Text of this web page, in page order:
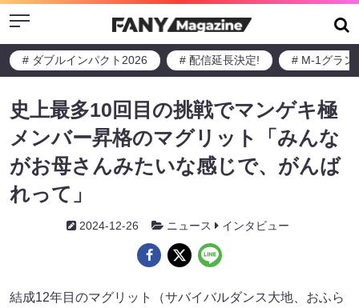
Menu
# ダブルインパクト2026 # 配信延長決定! # M-1グラン
史上最多10回目の挑戦でマンゲキ極
メンバー昇格のマグリット「みんな
がお母さんみたいな感じで、がんば
れって」
2024-12-26 ニュース インタビュー
結成12年目のマグリット（サバイバルダンス大地、おふら